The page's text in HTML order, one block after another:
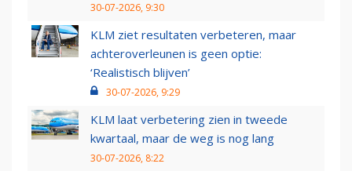
30-07-2026, 9:30
KLM ziet resultaten verbeteren, maar
achteroverleunen is geen optie:
‘Realistisch blijven’
30-07-2026, 9:29
KLM laat verbetering zien in tweede
kwartaal, maar de weg is nog lang
30-07-2026, 8:22